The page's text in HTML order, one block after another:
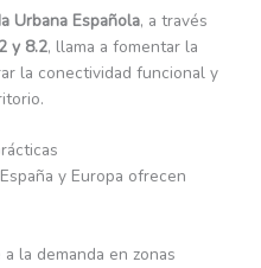
Urbana Española, a través
y 8.2, llama a fomentar la
la conectividad funcional y
y Europa ofrecen
la demanda en zonas